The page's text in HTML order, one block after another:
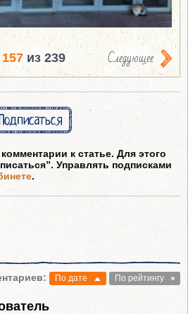
Следующее
157из 239
к статье. Для этого
Управлять подписками
.
По дате По рейтингу